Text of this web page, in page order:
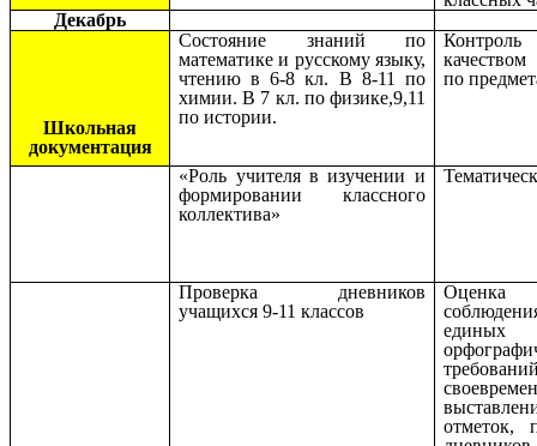
Декабрь
Школьная
документация
Состояние знаний по
математике и русскому языку,
чтению в 6-8 кл. В 8-11 по
химии. В 7 кл. по физике,9,11
по истории.
по
«Роль учителя в изучении и
формировании классного
коллектива»
Проверка дневников
учащихся 9-11 классов
Оценка
единых
отметок,